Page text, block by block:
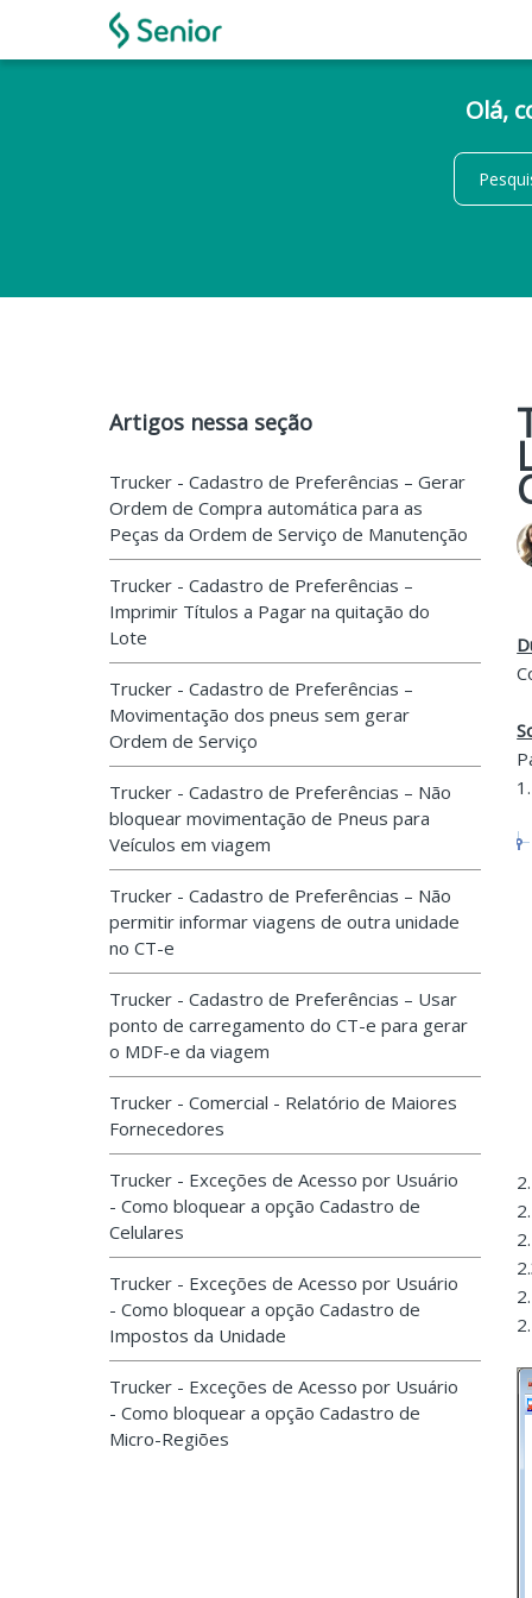
Olá,
Artigos nessa seção
Trucker - Cadastro de Preferências – Gerar
Ordem de Compra automática para as
Peças da Ordem de Serviço de Manutenção
Trucker - Cadastro de Preferências –
Imprimir Títulos a Pagar na quitação do
Lote
Trucker - Cadastro de Preferências –
Movimentação dos pneus sem gerar
Ordem de Serviço
Trucker - Cadastro de Preferências – Não
bloquear movimentação de Pneus para
Veículos em viagem
Trucker - Cadastro de Preferências – Não
permitir informar viagens de outra unidade
no CT-e
Trucker - Cadastro de Preferências – Usar
ponto de carregamento do CT-e para gerar
o MDF-e da viagem
Trucker - Comercial - Relatório de Maiores
Fornecedores
Trucker - Exceções de Acesso por Usuário
- Como bloquear a opção Cadastro de
Celulares
Trucker - Exceções de Acesso por Usuário
- Como bloquear a opção Cadastro de
Impostos da Unidade
Trucker - Exceções de Acesso por Usuário
- Como bloquear a opção Cadastro de
Micro-Regiões